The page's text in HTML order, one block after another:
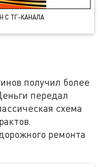
С ТГ-КАНАЛА
получил более
передал
схема
ремонта